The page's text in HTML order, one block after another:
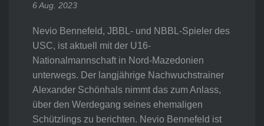
6 Aug. 2023
Nevio Bennefeld, JBBL- und NBBL-Spieler des
USC, ist aktuell mit der U16-
Nationalmannschaft in Nord-Mazedonien
unterwegs. Der langjährige Nachwuchstrainer
Alexander Schönhals nimmt das zum Anlass,
über den Werdegang seines ehemaligen
Schützlings zu berichten. Nevio Bennefeld ist